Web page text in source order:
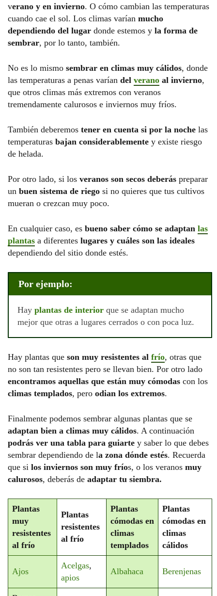
verano y en invierno. O cómo cambian las temperaturas
cuando cae el sol. Los climas varían mucho
dependiendo del lugar donde estemos y la forma de
sembrar, por lo tanto, también.
No es lo mismo sembrar en climas muy cálidos, donde
las temperaturas a penas varían del verano al invierno,
que otros climas más extremos con veranos
tremendamente calurosos e inviernos muy fríos.
También deberemos tener en cuenta si por la noche las
temperaturas bajan considerablemente y existe riesgo
de helada.
Por otro lado, si los veranos son secos deberás preparar
un buen sistema de riego si no quieres que tus cultivos
mueran o crezcan muy poco.
En cualquier caso, es bueno saber cómo se adaptan las
plantas a diferentes lugares y cuáles son las ideales
dependiendo del sitio donde estés.
Por ejemplo:
Hay plantas de interior que se adaptan mucho
mejor que otras a lugares cerrados o con poca luz.
Hay plantas que son muy resistentes al frío, otras que
no son tan resistentes pero se llevan bien. Por otro lado
encontramos aquellas que están muy cómodas con los
climas templados, pero odian los extremos.
Finalmente podemos sembrar algunas plantas que se
adaptan bien a climas muy cálidos. A continuación
podrás ver una tabla para guiarte y saber lo que debes
sembrar dependiendo de la zona dónde estés. Recuerda
que si los inviernos son muy fríos, o los veranos muy
calurosos, deberás de adaptar tu siembra.
Plantas
muy
resistentes
al frío
Plantas
resistentes
al frío
Plantas
cómodas en
climas
templados
Plantas
cómodas en
climas
cálidos
Ajos
Acelgas,
apios
Albahaca Berenjenas